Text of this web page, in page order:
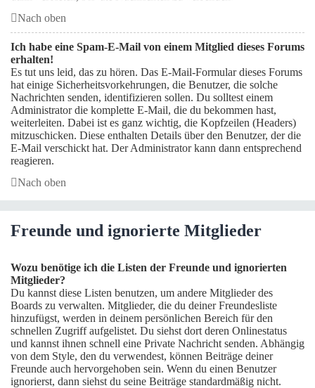
Nach oben
Ich habe eine Spam-E-Mail von einem Mitglied dieses Forums
erhalten!
Es tut uns leid, das zu hören. Das E-Mail-Formular dieses Forums
hat einige Sicherheitsvorkehrungen, die Benutzer, die solche
Nachrichten senden, identifizieren sollen. Du solltest einem
Administrator die komplette E-Mail, die du bekommen hast,
weiterleiten. Dabei ist es ganz wichtig, die Kopfzeilen (Headers)
mitzuschicken. Diese enthalten Details über den Benutzer, der die
E-Mail verschickt hat. Der Administrator kann dann entsprechend
reagieren.
Nach oben
Freunde und ignorierte Mitglieder
Wozu benötige ich die Listen der Freunde und ignorierten
Mitglieder?
Du kannst diese Listen benutzen, um andere Mitglieder des
Boards zu verwalten. Mitglieder, die du deiner Freundesliste
hinzufügst, werden in deinem persönlichen Bereich für den
schnellen Zugriff aufgelistet. Du siehst dort deren Onlinestatus
und kannst ihnen schnell eine Private Nachricht senden. Abhängig
von dem Style, den du verwendest, können Beiträge deiner
Freunde auch hervorgehoben sein. Wenn du einen Benutzer
ignorierst, dann siehst du seine Beiträge standardmäßig nicht.